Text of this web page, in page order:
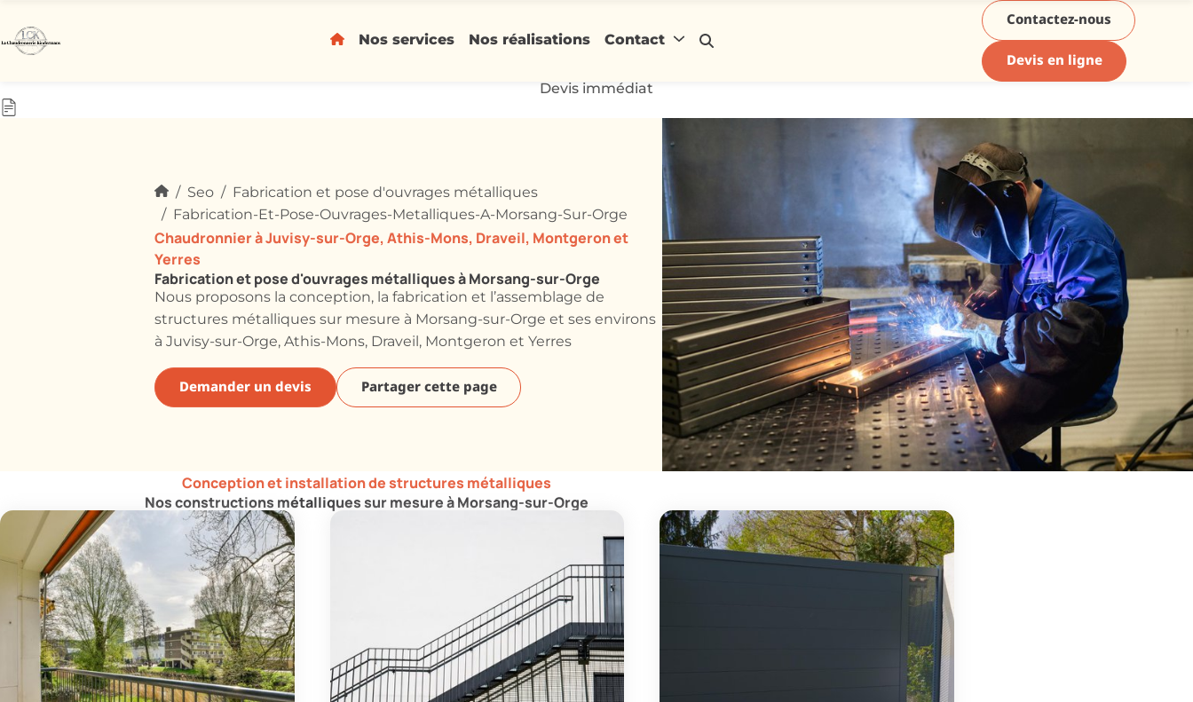
Nos services Nos réalisations Contact
Contactez-nous
Devis en ligne
Devis immédiat
Seo
Fabrication et pose d'ouvrages métalliques
Fabrication-Et-Pose-Ouvrages-Metalliques-A-Morsang-Sur-Orge
Fabrication et pose d'ouvrages métalliques à Morsang-sur-Orge
Chaudronnier à Juvisy-sur-Orge, Athis-Mons, Draveil, Montgeron et
Yerres
Nous proposons la conception, la fabrication et l’assemblage de
structures métalliques sur mesure à Morsang-sur-Orge et ses environs
à Juvisy-sur-Orge, Athis-Mons, Draveil, Montgeron et Yerres
Demander un devis Partager cette page
Nos constructions métalliques sur mesure à Morsang-sur-Orge
Conception et installation de structures métalliques